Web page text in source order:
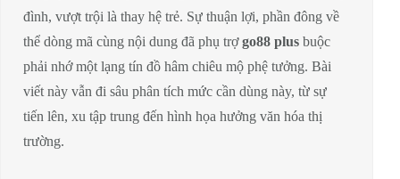
đình, vượt trội là thay hệ trẻ. Sự thuận lợi, phần đông về
thể dòng mã cùng nội dung đã phụ trợgo88 plus buộc
phải nhớ một lạng tín đồ hâm chiêu mộ phệ tưởng. Bài
viết này vẫn đi sâu phân tích mức cần dùng này, từ sự
tiến lên, xu tập trung đến hình họa hưởng văn hóa thị
trường.